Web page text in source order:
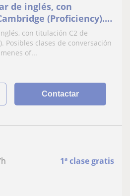
de inglés, con
(Proficiency).
conversación y
oficiales
con titulación C2 de
Posibles clases de conversación
of...
Contactar
1ª clase gratis